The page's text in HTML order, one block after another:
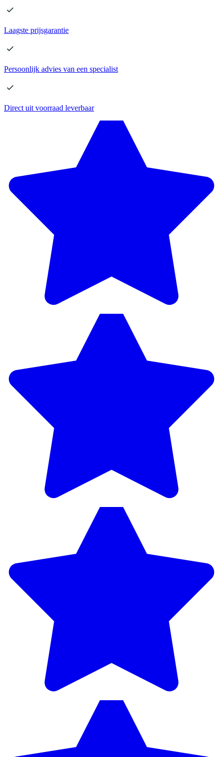
Laagste prijsgarantie
Persoonlijk advies van een specialist
Direct uit voorraad leverbaar